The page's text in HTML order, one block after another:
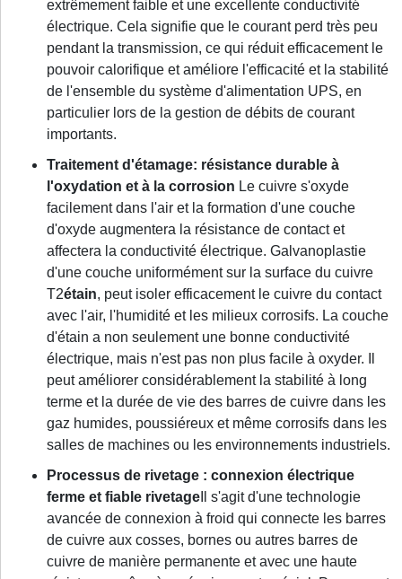
extrêmement faible et une excellente conductivité
électrique. Cela signifie que le courant perd très peu
pendant la transmission, ce qui réduit efficacement le
pouvoir calorifique et améliore l'efficacité et la stabilité
de l'ensemble du système d'alimentation UPS, en
particulier lors de la gestion de débits de courant
importants.
Traitement d'étamage: résistance durable à
l'oxydation et à la corrosion Le cuivre s'oxyde
facilement dans l'air et la formation d'une couche
d'oxyde augmentera la résistance de contact et
affectera la conductivité électrique. Galvanoplastie
d'une couche uniformément sur la surface du cuivre
T2étain, peut isoler efficacement le cuivre du contact
avec l'air, l'humidité et les milieux corrosifs. La couche
d'étain a non seulement une bonne conductivité
électrique, mais n'est pas non plus facile à oxyder. Il
peut améliorer considérablement la stabilité à long
terme et la durée de vie des barres de cuivre dans les
gaz humides, poussiéreux et même corrosifs dans les
salles de machines ou les environnements industriels.
Processus de rivetage : connexion électrique
ferme et fiable rivetage Il s'agit d'une technologie
avancée de connexion à froid qui connecte les barres
de cuivre aux cosses, bornes ou autres barres de
cuivre de manière permanente et avec une haute